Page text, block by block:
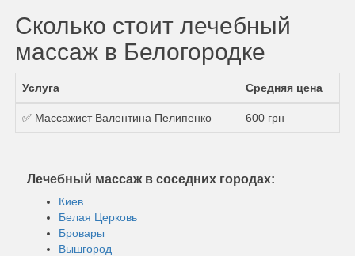
Сколько стоит лечебный
массаж в Белогородке
Услуга Средняя цена
✅ Массажист Валентина Пелипенко 600 грн
Лечебный массаж в соседних городах:
Киев
Белая Церковь
Бровары
Вышгород